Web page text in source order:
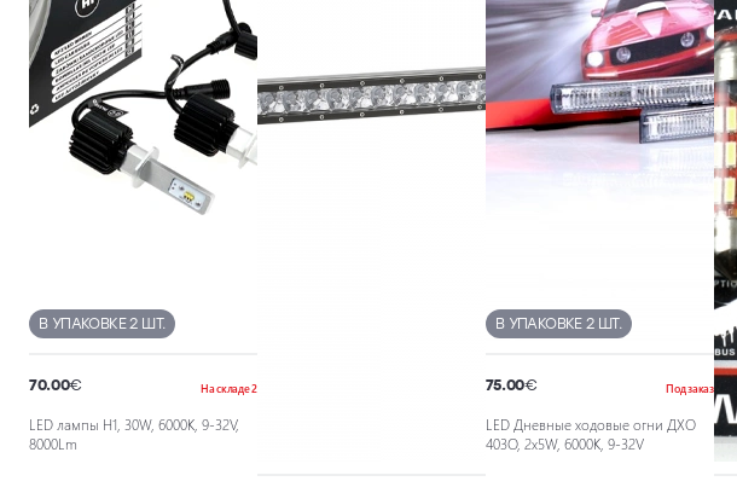
В УПАКОВКЕ 2 ШТ.
70.00€ На складе 2
LED лампы H1, 30W, 6000K, 9-32V,
8000Lm
В УПАКОВКЕ 2 ШТ.
75.00€ Под заказ
LED Дневные ходовые огни ДХО
403O, 2x5W, 6000K, 9-32V